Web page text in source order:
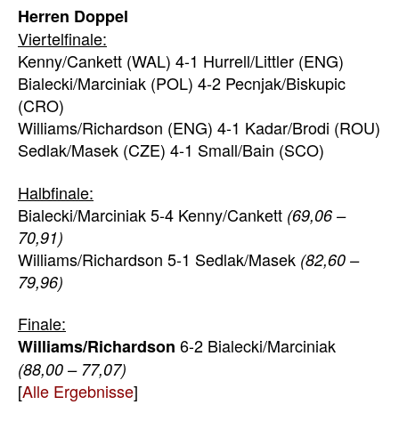
Herren Doppel
Viertelfinale:
Kenny/Cankett (WAL) 4-1 Hurrell/Littler (ENG)
Bialecki/Marciniak (POL) 4-2 Pecnjak/Biskupic
(CRO)
Williams/Richardson (ENG) 4-1 Kadar/Brodi (ROU)
Sedlak/Masek (CZE) 4-1 Small/Bain (SCO)
Halbfinale:
Bialecki/Marciniak 5-4 Kenny/Cankett (69,06 –
70,91)
Williams/Richardson 5-1 Sedlak/Masek (82,60 –
79,96)
Finale:
Williams/Richardson 6-2 Bialecki/Marciniak
(88,00 – 77,07)
[Alle Ergebnisse]